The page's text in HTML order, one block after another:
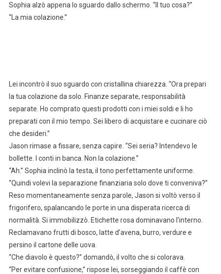
Sophia alzò appena lo sguardo dallo schermo. “Il tuo cosa?”
“La mia colazione.”
Lei incontrò il suo sguardo con cristallina chiarezza. “Ora prepari
la tua colazione da solo. Finanze separate, responsabilità
separate. Ho comprato questi prodotti con i miei soldi e li ho
preparati con il mio tempo. Sei libero di acquistare e cucinare ciò
che desideri.”
Jason rimase a fissare, senza capire. “Sei seria? Intendevo le
bollette. I conti in banca. Non la colazione.”
“Ah.” Sophia inclinò la testa, il tono perfettamente uniforme.
“Quindi volevi la separazione finanziaria solo dove ti conveniva?”
Reso momentaneamente senza parole, Jason si voltò verso il
frigorifero, spalancando le porte in una disperata ricerca di
normalità. Si immobilizzò. Etichette rosa dominavano l’interno.
Reclamavano frutti di bosco, latte d’avena, burro, verdure e
persino il cartone delle uova.
“Che diavolo è questo?” domandò, il volto che si colorava.
“Per evitare confusione,” rispose lei, sorseggiando il caffè con